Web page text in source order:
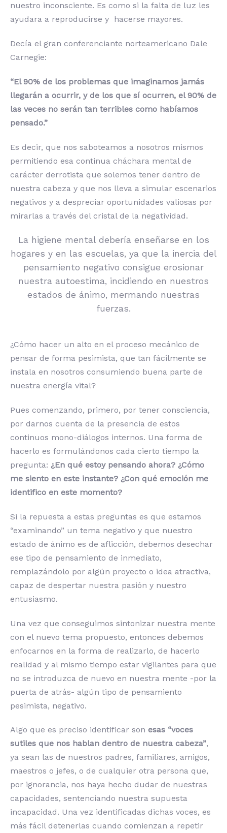
nuestro inconsciente. Es como si la falta de luz les
ayudara a reproducirse y hacerse mayores.
Decía el gran conferenciante norteamericano Dale
Carnegie:
“El 90% de los problemas que imaginamos jamás
llegarán a ocurrir, y de los que sí ocurren, el 90% de
las veces no serán tan terribles como habíamos
pensado.”
Es decir, que nos saboteamos a nosotros mismos
permitiendo esa continua cháchara mental de
carácter derrotista que solemos tener dentro de
nuestra cabeza y que nos lleva a simular escenarios
negativos y a despreciar oportunidades valiosas por
mirarlas a través del cristal de la negatividad.
La higiene mental debería enseñarse en los
hogares y en las escuelas, ya que la inercia del
pensamiento negativo consigue erosionar
nuestra autoestima, incidiendo en nuestros
estados de ánimo, mermando nuestras
fuerzas.
¿Cómo hacer un alto en el proceso mecánico de
pensar de forma pesimista, que tan fácilmente se
instala en nosotros consumiendo buena parte de
nuestra energía vital?
Pues comenzando, primero, por tener consciencia,
por darnos cuenta de la presencia de estos
continuos mono-diálogos internos. Una forma de
hacerlo es formulándonos cada cierto tiempo la
pregunta: ¿En qué estoy pensando ahora? ¿Cómo
me siento en este instante? ¿Con qué emoción me
identifico en este momento?
Si la repuesta a estas preguntas es que estamos
“examinando” un tema negativo y que nuestro
estado de ánimo es de aflicción, debemos desechar
ese tipo de pensamiento de inmediato,
remplazándolo por algún proyecto o idea atractiva,
capaz de despertar nuestra pasión y nuestro
entusiasmo.
Una vez que conseguimos sintonizar nuestra mente
con el nuevo tema propuesto, entonces debemos
enfocarnos en la forma de realizarlo, de hacerlo
realidad y al mismo tiempo estar vigilantes para que
no se introduzca de nuevo en nuestra mente -por la
puerta de atrás- algún tipo de pensamiento
pesimista, negativo.
Algo que es preciso identificar son esas “voces
sutiles que nos hablan dentro de nuestra cabeza”,
ya sean las de nuestros padres, familiares, amigos,
maestros o jefes, o de cualquier otra persona que,
por ignorancia, nos haya hecho dudar de nuestras
capacidades, sentenciando nuestra supuesta
incapacidad. Una vez identificadas dichas voces, es
más fácil detenerlas cuando comienzan a repetir